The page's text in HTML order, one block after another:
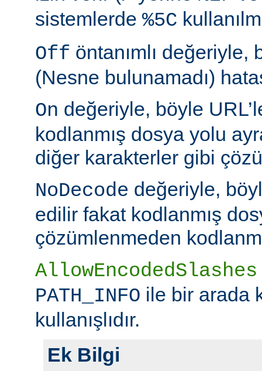
sistemlerde %5C
Off öntanımlı değeriyle,
(Nesne bulunamadı)
On değeriyle, böyle
kodlanmış dosya yolu
diğer karakterler gibi
NoDecode değeriyle,
edilir fakat kodlanmış
çözümlenmeden
AllowEncodedSlashes
PATH_INFO ile bir arada
kullanışlıdır.
Ek Bilgi